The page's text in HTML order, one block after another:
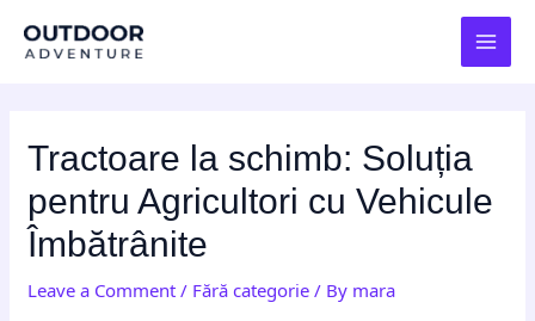
Tractoare la schimb: Soluția
pentru Agricultori cu Vehicule
Îmbătrânite
Leave a Comment / Fără categorie / By mara
navigation